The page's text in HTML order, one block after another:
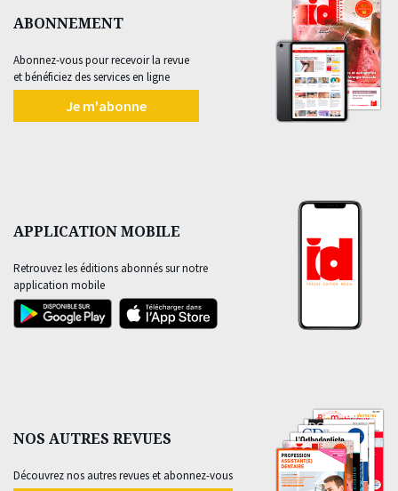
ABONNEMENT
Abonnez-vous pour recevoir la revue
et bénéficiez des services en ligne
Je m'abonne
APPLICATION MOBILE
Retrouvez les éditions abonnés sur notre
application mobile
NOS AUTRES REVUES
Découvrez nos autres revues et abonnez-vous